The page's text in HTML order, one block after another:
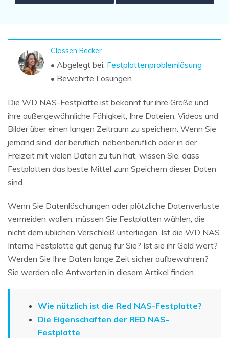
Recoverit kostenlos
Kostenlos Testen
Weitere Produkte
Repairit - Datenreparatur
UBackit - Datensicherung
Classen Becker
• Abgelegt bei: Festplattenproblemlösung
• Bewährte Lösungen
Die WD NAS-Festplatte ist bekannt für ihre Größe und
ihre außergewöhnliche Fähigkeit, Ihre Dateien, Videos und
Bilder über einen langen Zeitraum zu speichern. Wenn Sie
jemand sind, der beruflich, nebenberuflich oder in der
Freizeit mit vielen Daten zu tun hat, wissen Sie, dass
Festplatten das beste Mittel zum Speichern dieser Daten
sind.
Wenn Sie Datenlöschungen oder plötzliche Datenverluste
vermeiden wollen, müssen Sie Festplatten wählen, die
nicht dem üblichen Verschleiß unterliegen. Ist die WD NAS
Interne Festplatte gut genug für Sie? Ist sie ihr Geld wert?
Werden Sie Ihre Daten lange Zeit sicher aufbewahren?
Sie werden alle Antworten in diesem Artikel finden.
Wie nützlich ist die Red NAS-Festplatte?
Die Eigenschaften der RED NAS-
Festplatte